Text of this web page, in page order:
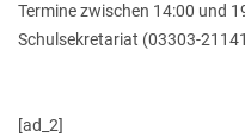
Termine zwischen 14:00 und
Schulsekretariat (03303-
[ad_2]